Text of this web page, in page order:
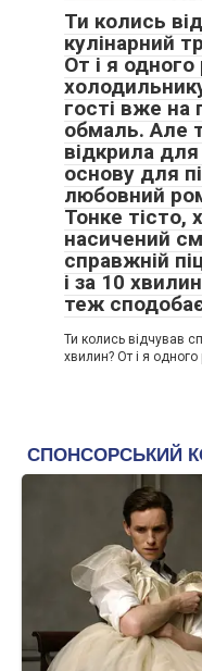
Ти колись
кулінарний
От і я одного
гості вже на
обмаль. Але
відкрила
основу для
любовний
Тонке тісто,
насичений
справжній
і за 10
теж
Ти колись відчував
хвилин? От і я одного